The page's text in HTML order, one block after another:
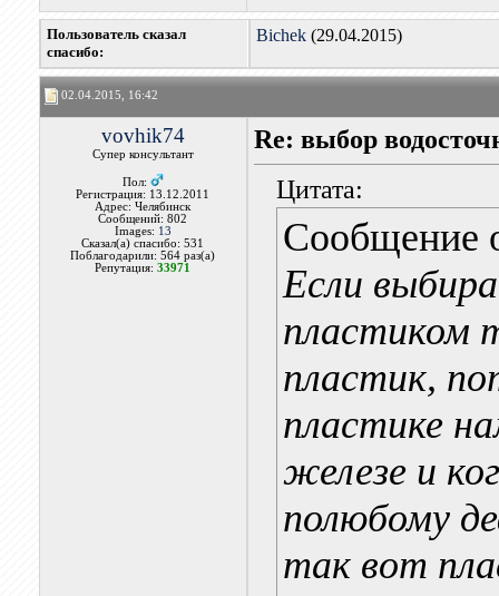
Пользователь сказал
cпасибо:
Bichek(29.04.2015)
02.04.2015, 16:42
vovhik74
Супер консультант
Пол:
Регистрация: 13.12.2011
Адрес: Челябинск
Сообщений: 802
Images: 13
Сказал(а) спасибо: 531
Поблагодарили: 564 раз(а)
Репутация:33971
Re: выбор
Цитата:
Сообщение
Если
пластиком
пластик,
пластике
железе и
полюбому
так вот